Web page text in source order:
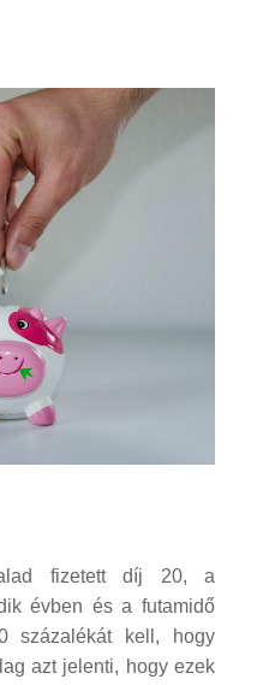
fizetett díj 20, a
évben és a futamidő
százalékát kell, hogy
azt jelenti, hogy ezek